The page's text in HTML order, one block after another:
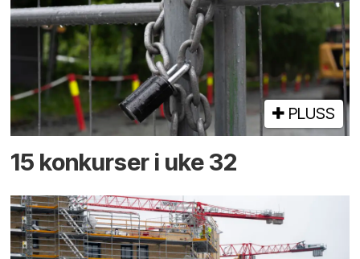
PLUSS
15 konkurser i uke 32